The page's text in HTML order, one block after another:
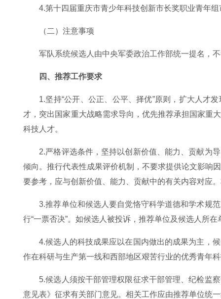
4.第十四届重庆市青少年科技创新市长奖职业青年
（二）注意事项
军队系统候选人由中央军委政治工作部统一提名，
四、推荐工作要求
1.坚持“公开、公正、公平、择优”原则，扩大人才
才，突出国家重大战略需求导向，优先推荐承担国家重
科技人才。
2.严格评选条件，坚持以创新价值、能力、贡献为
倾向。推行代表性成果评价机制，不要求提供论文影响
要参考，应与创新价值、能力、贡献中的有关内容对应
3.推荐单位和候选人要自觉恪守科学道德和学术规
行“一票否决”。如候选人被投诉，推荐单位及候选人所
4.候选人的科技成果应以在国内做出的成果为主，
作在科研与生产第一线和西部地区艰苦行业的优秀青年
5.候选人须按干部管理权限征求干部管理、纪检监
意见表》征求有关部门意见。相关工作应由推荐单位统